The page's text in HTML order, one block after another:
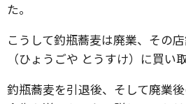
た。
こうして釣瓶蕎麦は廃業、その
（ひょうごや とうすけ）に買い
釣瓶蕎麦を引退後、そして廃業